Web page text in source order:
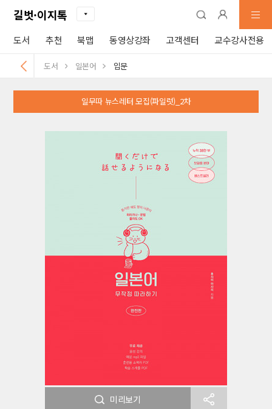
길벗·이지톡
도서 추천 북맵 동영상강좌 고객센터 교수강사전용
도서 일본어 입문
일무따 뉴스레터 모집(파일럿)_2차
미리보기